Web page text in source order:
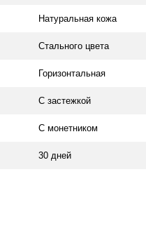
Натуральная кожа
Стального цвета
Горизонтальная
С застежкой
С монетником
30 дней